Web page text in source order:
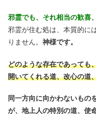
邪霊でも、それ相当の歓喜
邪霊が住む処は、本質的に
りません。 神様です。
どのような存在であっても
開いてくれる道、改心の道
同一方向に向かわないもの
が、地上人の特別の道、使